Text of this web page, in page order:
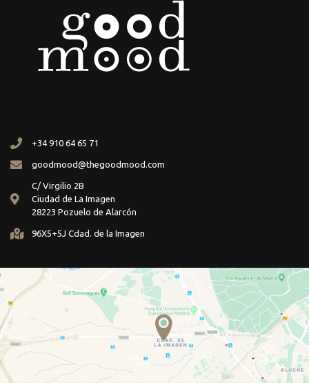
+34 910 64 65 71
goodmood@thegoodmood.com
C/ Virgilio 2B
Ciudad de La Imagen
28223 Pozuelo de Alarcón
96X5+5J Cdad. de la Imagen